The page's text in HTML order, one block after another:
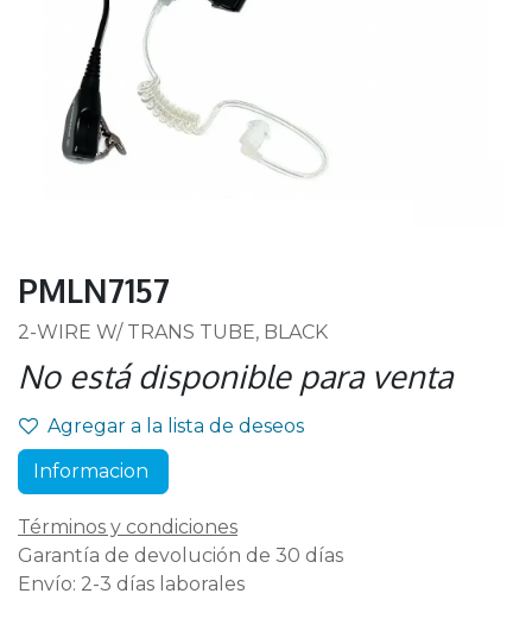
PMLN7157
2-WIRE W/ TRANS TUBE, BLACK
No está disponible para venta
Agregar a la lista de deseos
Informacion
Términos y condiciones
Garantía de devolución de 30 días
Envío: 2-3 días laborales